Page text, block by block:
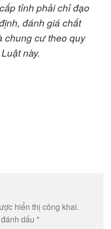
tỉnh phải chỉ đạo
đánh giá chất
chung cư theo quy
này.
hiển thị công khai.
dấu *